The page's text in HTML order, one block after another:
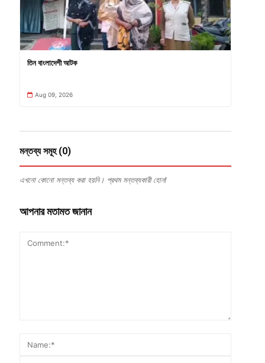
তিন বাংলাদেশী আটক
Aug 09, 2026
মন্তব্য সমূহ (0)
এখনো কোনো মন্তব্য করা হয়নি। প্রথম মন্তব্যকারী হোন!
আপনার মতামত জানান